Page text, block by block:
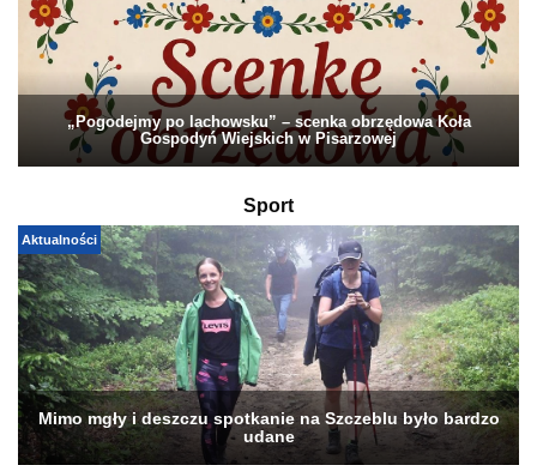
„Pogodejmy po lachowsku” – scenka obrzędowa Koła
Gospodyń Wiejskich w Pisarzowej
Sport
Aktualności
Mimo mgły i deszczu spotkanie na Szczeblu było bardzo
udane